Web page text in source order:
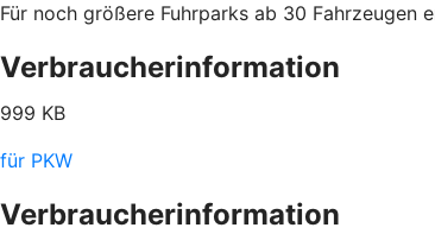
Für noch größere Fuhrparks ab 30 Fahrzeugen
Verbraucherinformation
999 KB
für PKW
Verbraucherinformation